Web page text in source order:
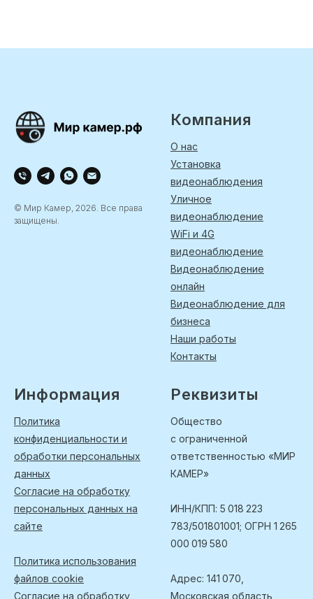
© Мир Камер, 2026. Все права
защищены.
Компания
О нас
Установка
видеонаблюдения
Уличное
видеонаблюдение
WiFi и 4G
видеонаблюдение
Видеонаблюдение
онлайн
Видеонаблюдение для
бизнеса
Наши работы
Контакты
Информация
Политика
конфиденциальности и
обработки персональных
данных
Согласие на обработку
персональных данных на
сайте
Политика использования
файлов cookie
Согласие на обработку
Реквизиты
Общество
с ограниченной
ответственностью «МИР
КАМЕР»
ИНН/КПП: 5 018 223
783/501801001; ОГРН 1 265
000 019 580
Адрес: 141 070,
Московская область,